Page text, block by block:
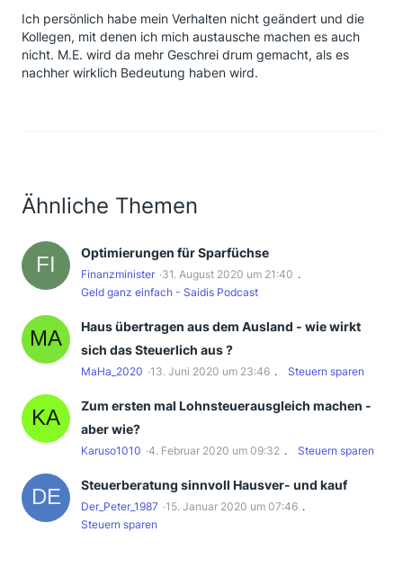
Ich persönlich habe mein Verhalten nicht geändert und die
Kollegen, mit denen ich mich austausche machen es auch
nicht. M.E. wird da mehr Geschrei drum gemacht, als es
nachher wirklich Bedeutung haben wird.
Ähnliche Themen
Optimierungen für Sparfüchse
Finanzminister 31. August 2020 um 21:40
Geld ganz einfach - Saidis Podcast
Haus übertragen aus dem Ausland - wie wirkt
sich das Steuerlich aus ?
MaHa_2020 13. Juni 2020 um 23:46 Steuern sparen
Zum ersten mal Lohnsteuerausgleich machen -
aber wie?
Karuso1010 4. Februar 2020 um 09:32 Steuern sparen
Steuerberatung sinnvoll Hausver- und kauf
Der_Peter_1987
15. Januar 2020 um 07:46
Steuern sparen